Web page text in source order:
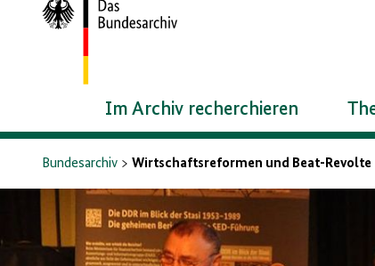
Zur
Startseite
Im Archiv recherchieren
Bundesarchiv Wirtschaftsreformen und Beat-Revolte